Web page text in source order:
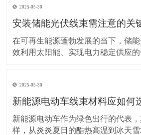
让车辆运行更稳定、安全，还能延长
驾驶习惯对线束的影响不容小觑。平
2025-05-30
安装储能光伏线束需注意的关
在可再生能源蓬勃发展的当下，储
效利用太阳能、实现电力稳定供应
安全。因此，在安装储能光伏线束时
格外留意。 安装前的准备工作至关
2025-05-30
新能源电动车作为绿色出行的代表
样，从炎炎夏日的酷热高温到冰天